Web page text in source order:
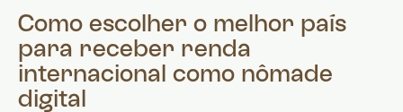
Como escolher o melhor país
para receber renda
internacional como nômade
digital